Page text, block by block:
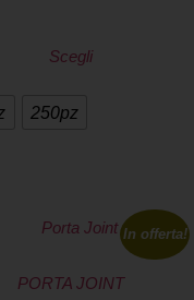
Scegli
250pz
In offerta!
PORTA JOINT